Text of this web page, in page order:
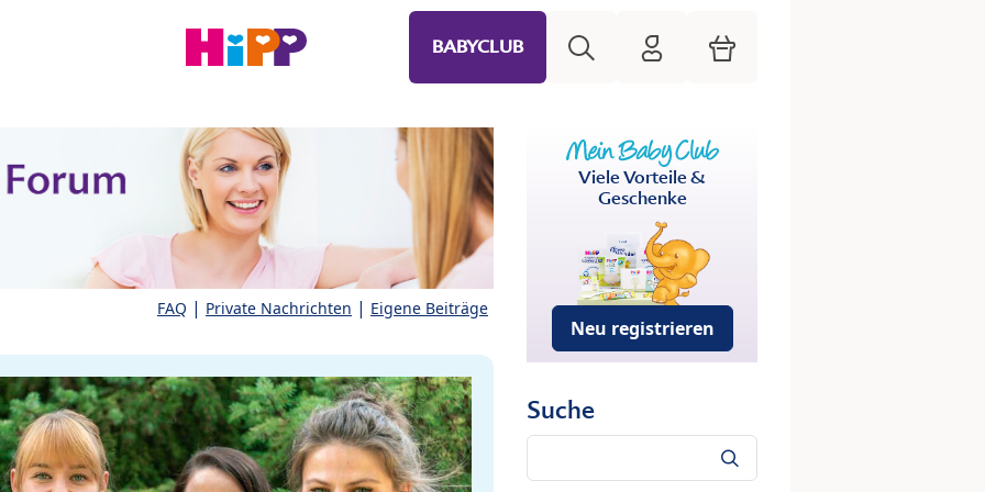
BABYCLUB HiPP Mein Babyclub
Warenkorb
FAQ | Private Nachrichten | Eigene Beiträge
Viele Vorteile &
Geschenke
Neu registrieren
Suche